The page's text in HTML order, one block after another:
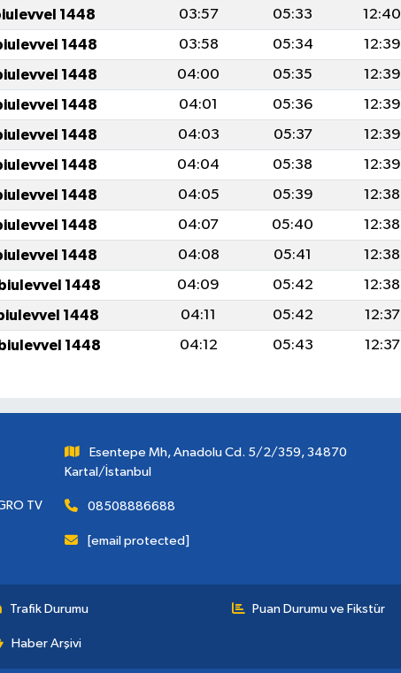
1448 03:57 05:33 12:40
1448 03:58 05:34 12:39
1448 04:00 05:35 12:39
1448 04:01 05:36 12:39
1448 04:03 05:37 12:39
1448 04:04 05:38 12:39
1448 04:05 05:39 12:38
1448 04:07 05:40 12:38
1448 04:08 05:41 12:38
1448 04:09 05:42 12:38
1448 04:11 05:42 12:37
1448 04:12 05:43 12:37
TV
Esentepe Mh, Anadolu Cd. 5/2/359, 34870
Kartal/İstanbul
08508886688
[email protected]
Trafik Durumu Puan Durumu ve Fikstür
Haber Arşivi